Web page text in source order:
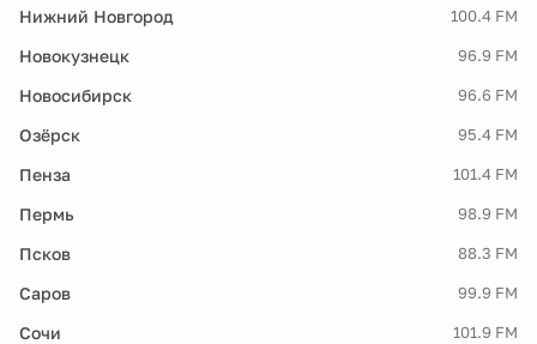
Нижний Новгород 100.4 FM
Новокузнецк 96.9 FM
Новосибирск 96.6 FM
Озёрск 95.4 FM
Пенза 101.4 FM
Пермь 98.9 FM
Псков 88.3 FM
Саров 99.9 FM
Сочи 101.9 FM